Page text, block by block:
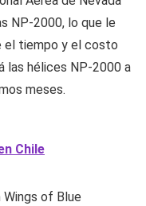
NP-2000, lo que le
el tiempo y el costo
las hélices NP-2000 a
meses.
Chile
of Blue